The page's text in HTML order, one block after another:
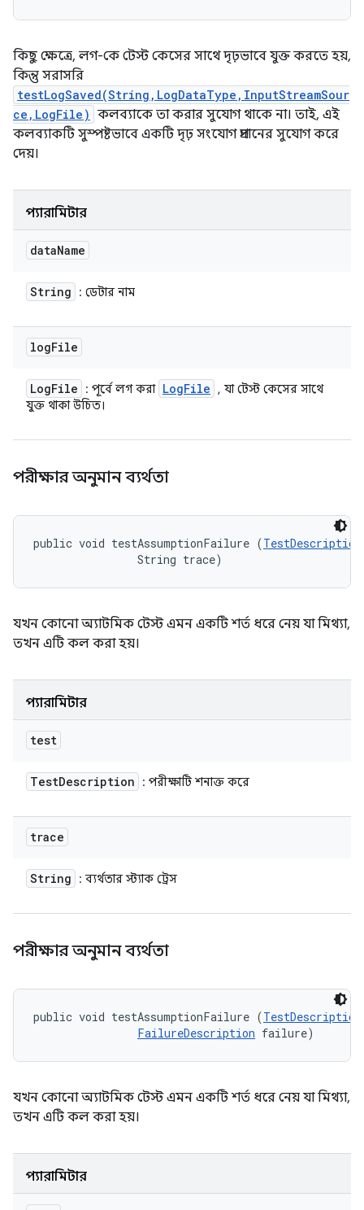
কিছু ক্ষেত্রে, লগ-কে টেস্ট কেসের সাথে দৃঢ়ভাবে যুক্ত করতে হয়,
কিন্তু সরাসরি
testLogSaved(String,LogDataType,InputStreamSour
ce,LogFile) কলব্যাকে তা করার সুযোগ থাকে না। তাই, এই
কলব্যাকটি সুস্পষ্টভাবে একটি দৃঢ় সংযোগ প্রদানের সুযোগ করে
দেয়।
প্যারামিটার
dataName
String : ডেটার নাম
logFile
LogFile : পূর্বে লগ করা LogFile
, যা টেস্ট কেসের সাথে
যুক্ত থাকা উচিত।
পরীক্ষার অনুমান ব্যর্থতা
public void testAssumptionFailure (TestDescription
                String trace)
যখন কোনো অ্যাটমিক টেস্ট এমন একটি শর্ত ধরে নেয় যা মিথ্যা,
তখন এটি কল করা হয়।
প্যারামিটার
test
TestDescription : পরীক্ষাটি শনাক্ত করে
trace
String : ব্যর্থতার স্ট্যাক ট্রেস
পরীক্ষার অনুমান ব্যর্থতা
public void testAssumptionFailure (TestDescription
FailureDescription failure)
যখন কোনো অ্যাটমিক টেস্ট এমন একটি শর্ত ধরে নেয় যা মিথ্যা,
তখন এটি কল করা হয়।
প্যারামিটার